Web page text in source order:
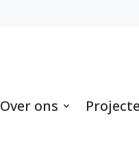
Over ons